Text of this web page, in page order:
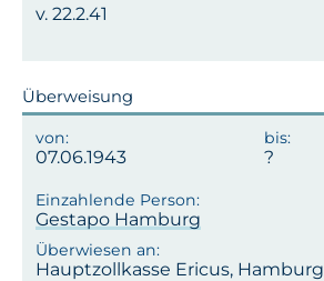
v. 22.2.41
Überweisung
07.06.1943
Gestapo Hamburg
Hauptzollkasse Ericus, Hamburg